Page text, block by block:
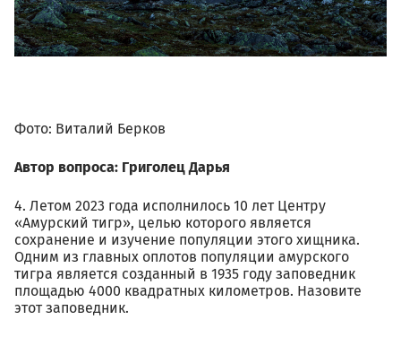
Фото: Виталий Берков
Автор вопроса: Григолец Дарья
4. Летом 2023 года исполнилось 10 лет Центру
«Амурский тигр», целью которого является
сохранение и изучение популяции этого хищника.
Одним из главных оплотов популяции амурского
тигра является созданный в 1935 году заповедник
площадью 4000 квадратных километров. Назовите
этот заповедник.